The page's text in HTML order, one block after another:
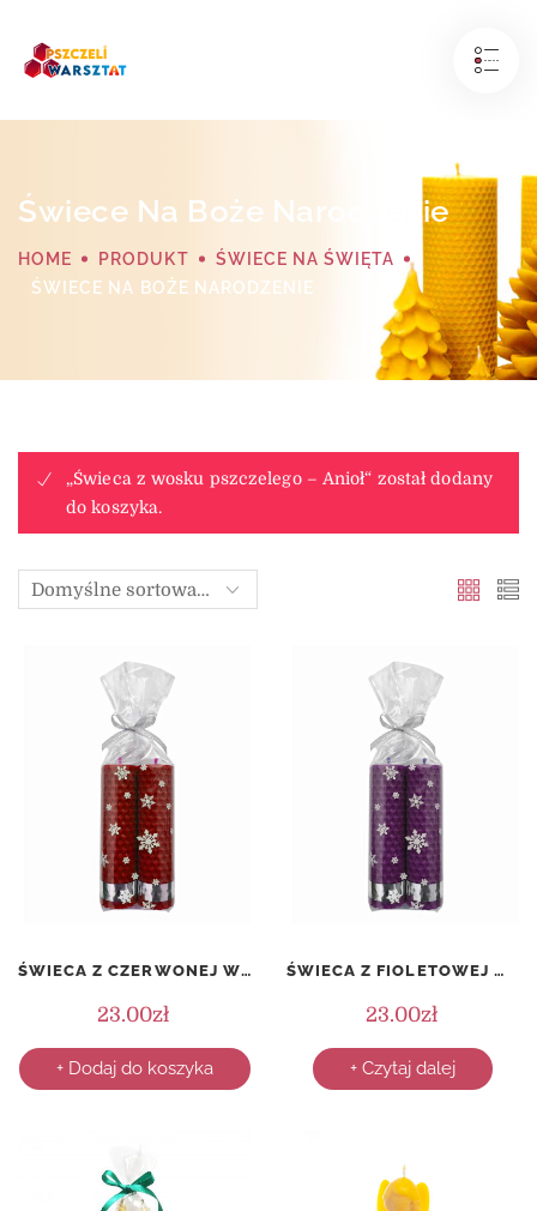
Świece Na Boże Narodzenie
HOME PRODUKT
ŚWIECE NA ŚWIĘTA
ŚWIECE NA BOŻE NARODZENIE
„Świeca z wosku pszczelego – Anioł“ został dodany
do koszyka.
ŚWIECA Z CZERWONEJ WĘZY PSZCZELEJ – KOMPLET (2 SZTUKI)
23.00zł
+ Dodaj do koszyka
ŚWIECA Z FIOLETOWEJ WĘZY PSZCZELEJ – KOMPLET (2 SZTUKI)
23.00zł
+ Czytaj dalej